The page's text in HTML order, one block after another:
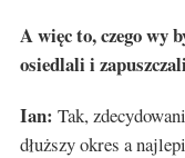
A więc to, czego wy
osiedlali i
Ian: Tak,
dłuższy okres a